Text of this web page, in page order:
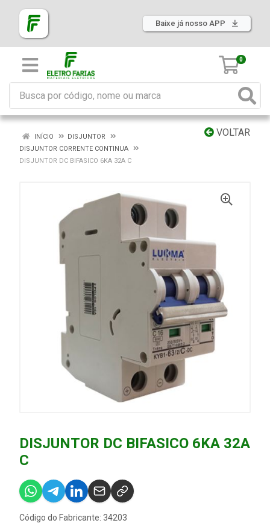
Baixe já nosso APP
0
VOLTAR
INÍCIO
DISJUNTOR
DISJUNTOR CORRENTE CONTINUA
DISJUNTOR DC BIFASICO 6KA 32A C
DISJUNTOR DC BIFASICO 6KA 32A
C
Código do Fabricante: 34203